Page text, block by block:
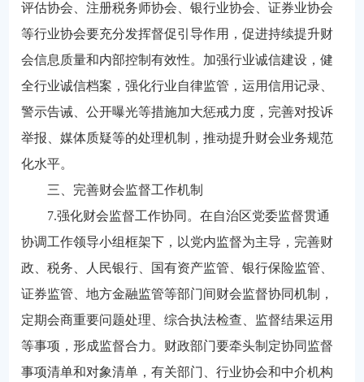
评估协会、注册税务师协会、银行业协会、证券业协会
等行业协会要充分发挥督促引导作用，促进持续提升财
会信息质量和内部控制有效性。加强行业诚信建设，健
全行业诚信档案，强化行业自律监管，运用信用记录、
警示告诫、公开曝光等措施加大惩戒力度，完善对投诉
举报、媒体质疑等的处理机制，推动提升财会业务规范
化水平。
三、完善财会监督工作机制
7.强化财会监督工作协同。在自治区党委监督贯通
协调工作领导小组框架下，以党内监督为主导，完善财
政、税务、人民银行、国有资产监管、银行保险监管、
证券监管、地方金融监管等部门间财会监督协同机制，
定期会商重要问题处理、综合执法检查、监督结果运用
等事项，形成监督合力。财政部门要牵头制定协同监督
事项清单和对象清单，有关部门、行业协会和中介机构